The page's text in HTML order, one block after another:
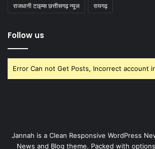
राजधानी टाइम्स छत्तीसगढ़ न्यूज रायगढ़
Follow us
Error Can not Get Posts, Incorrect account
Jannah is a Clean Responsive WordPress
News and Blog theme. Packed with